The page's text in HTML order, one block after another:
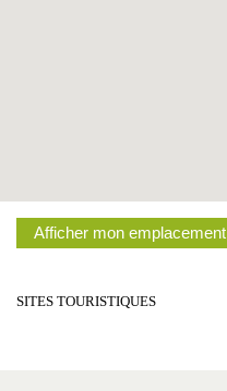
Afficher mon emplacement
SITES TOURISTIQUES